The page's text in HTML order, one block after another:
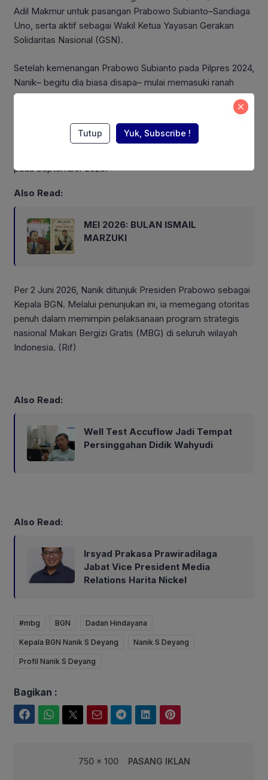
Adil Makmur untuk pasangan Prabowo Subianto–Sandiaga
Uno, serta aktif sebagai Wakil Ketua Yayasan Gerakan
Solidaritas Nasional (GSN).
Setelah kemenangan Prabowo Subianto pada Pilpres 2024,
Nanik– begitu dia biasa disapa– mulai memasuki ranah
birokrasi pemerintahan pusat. Ia berturut-turut dilantik
sebagai Wakil Kepala I Badan Percepatan Pengentasan
Kemiskinan periode Oktober 2024–September 2025,
Komisaris Independen PT Pertamina (Persero) sejak 12
pada September 2025.
Also Read:
MEI 2026: BULAN ISMAIL
MARZUKI
Per 2 Juni 2026, Nanik ditunjuk Presiden Prabowo sebagai
Kepala BGN. Melalui penunjukan ini, ia memegang otoritas
penuh dalam memimpin pelaksanaan program strategis
nasional Makan Bergizi Gratis (MBG) di seluruh wilayah
Indonesia. (Rif)
Also Read:
Well Test Accuflow Jadi Tempat
Persinggahan Didik Wahyudi
Also Read:
Irsyad Prakasa Prawiradilaga
Jabat Vice President Media
Relations Harita Nickel
#mbg BGN Dadan Hindayana
Kepala BGN Nanik S Deyang Nanik S Deyang
Profil Nanik S Deyang
Bagikan :
750 x 100 PASANG IKLAN
Tutup Yuk, Subscribe !